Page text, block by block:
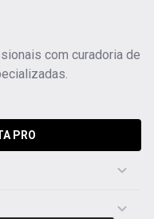
com curadoria de
PRO